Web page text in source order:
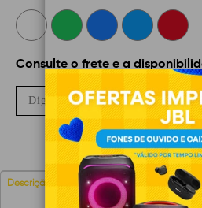
Consulte o frete e a
OK Não
Descrição Características Avaliações